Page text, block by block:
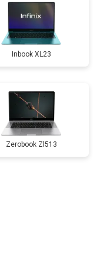
3500 ₽
3990 ₽ Заказать
Inbook XL23
Zerobook Zl513